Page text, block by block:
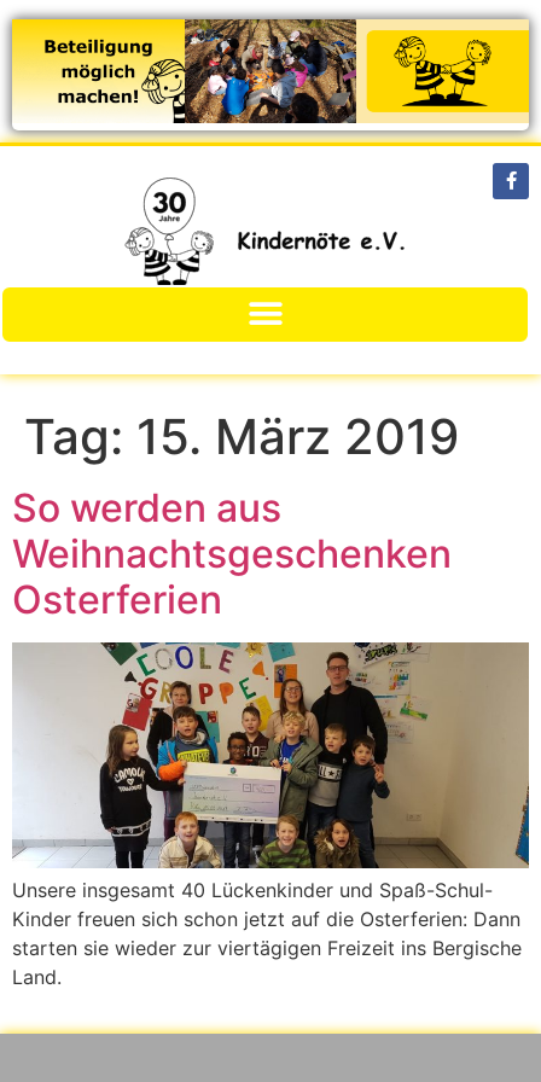
Tag: 15. März 2019
So werden aus
Weihnachtsgeschenken
Osterferien
Unsere insgesamt 40 Lückenkinder und Spaß-Schul-
Kinder freuen sich schon jetzt auf die Osterferien: Dann
starten sie wieder zur viertägigen Freizeit ins Bergische
Land.